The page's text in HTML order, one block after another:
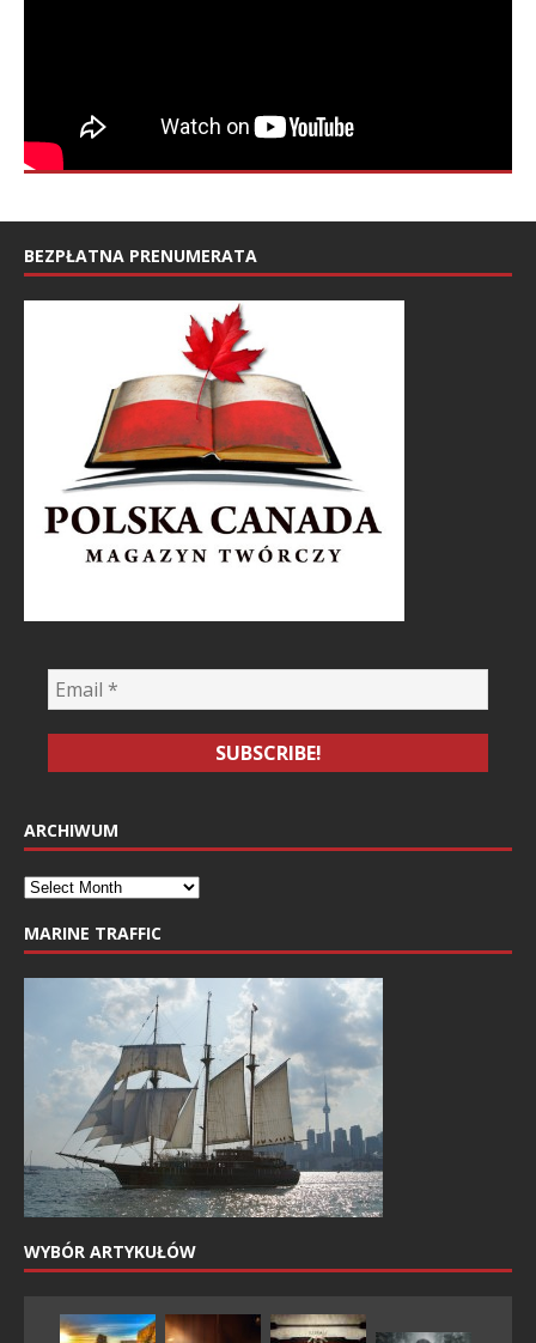
BEZPŁATNA PRENUMERATA
ARCHIWUM
MARINE TRAFFIC
WYBÓR ARTYKUŁÓW